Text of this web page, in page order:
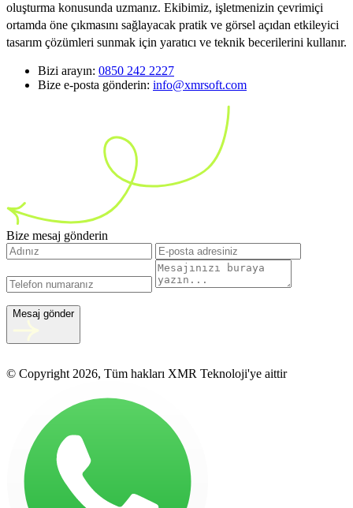
oluşturma konusunda uzmanız. Ekibimiz, işletmenizin çevrimiçi
ortamda öne çıkmasını sağlayacak pratik ve görsel açıdan etkileyici
tasarım çözümleri sunmak için yaratıcı ve teknik becerilerini kullanır.
Bizi arayın: 0850 242 2227
Bize e-posta gönderin: info@xmrsoft.com
Bize mesaj gönderin
Mesaj gönder
© Copyright 2026, Tüm hakları XMR Teknoloji'ye aittir